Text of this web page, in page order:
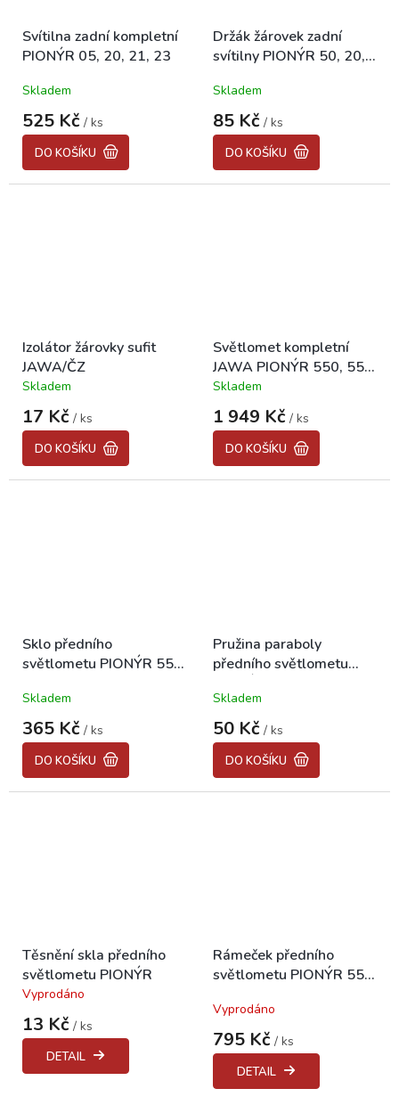
Svítilna zadní kompletní
PIONÝR 05, 20, 21, 23
Skladem
525 Kč / ks
DO KOŠÍKU
Držák žárovek zadní
svítilny PIONÝR 50, 20,
Skladem
85 Kč / ks
DO KOŠÍKU
Izolátor žárovky sufit
JAWA/ČZ
Průměrné
hodnocení
produktu
5,0
Skladem
17 Kč / ks
DO KOŠÍKU
Světlomet kompletní
JAWA PIONÝR 550, 555,
05, 20, 21
Průměrné
produktu
5,0
Skladem
1 949 Kč / ks
DO KOŠÍKU
Sklo předního
světlometu PIONÝR 550,
Skladem
365 Kč / ks
DO KOŠÍKU
Pružina paraboly
předního světlometu
20, 21
Skladem
50 Kč / ks
DO KOŠÍKU
Těsnění skla předního
světlometu PIONÝR
Průměrné
hodnocení
produktu
Vyprodáno
13 Kč / ks
DETAIL
Rámeček předního
světlometu PIONÝR 550,
Vyprodáno
795 Kč / ks
DETAIL